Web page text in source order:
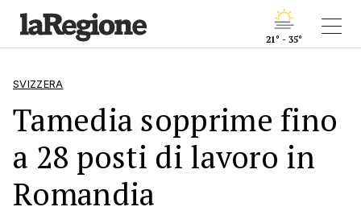
21° - 35°
SVIZZERA
Tamedia sopprime fino
a 28 posti di lavoro in
Romandia